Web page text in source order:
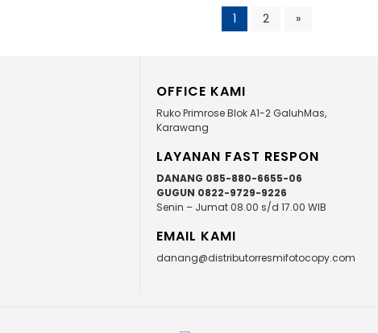
1 2 »
OFFICE KAMI
Ruko Primrose Blok A1-2 GaluhMas,
Karawang
LAYANAN FAST RESPON
DANANG 085-880-6655-06
GUGUN 0822-9729-9226
Senin – Jumat 08.00 s/d 17.00 WIB
EMAIL KAMI
danang@distributorresmifotocopy.com